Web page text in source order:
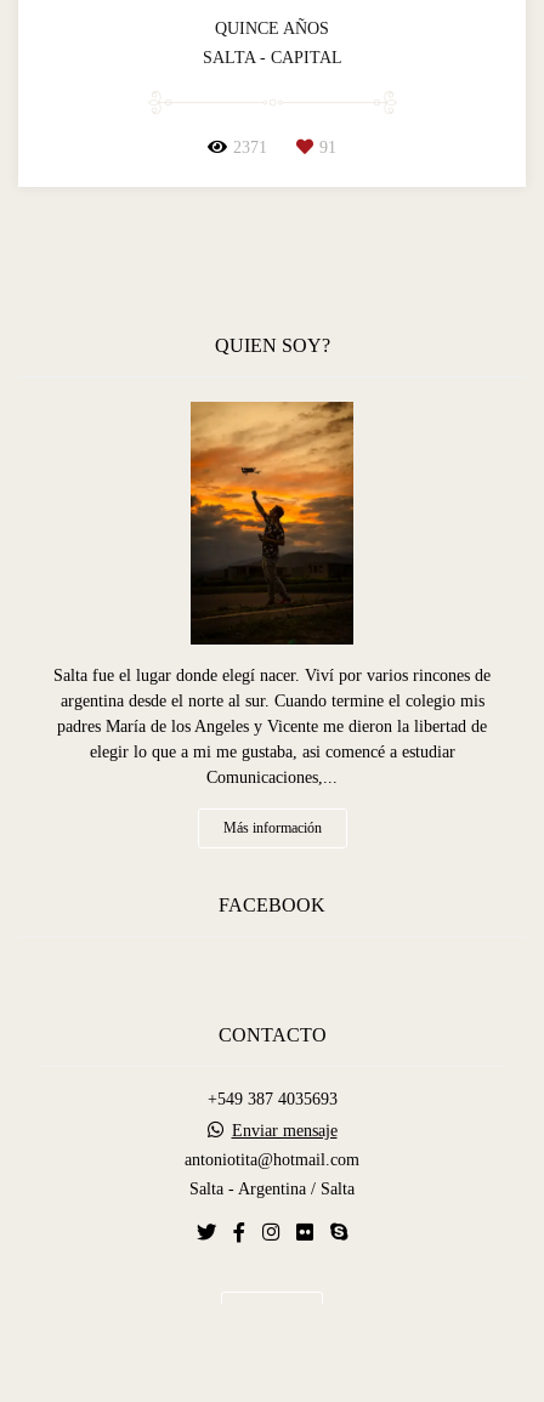
QUINCE AÑOS
SALTA - CAPITAL
2371 91
QUIEN SOY?
Salta fue el lugar donde elegí nacer. Viví por varios rincones de
argentina desde el norte al sur. Cuando termine el colegio mis
padres María de los Angeles y Vicente me dieron la libertad de
elegir lo que a mi me gustaba, asi comencé a estudiar
Comunicaciones,...
Más información
FACEBOOK
CONTACTO
+549 387 4035693
Enviar mensaje
antoniotita@hotmail.com
Salta - Argentina / Salta